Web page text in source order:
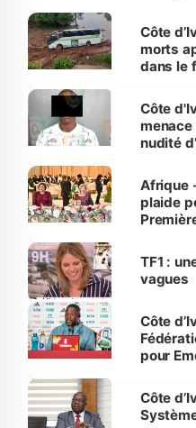
Côte
morts
dans le
des
Côte
nudité
Afrique
plaide
sur la
TF1 :
vagues
Côte
pour
Côte